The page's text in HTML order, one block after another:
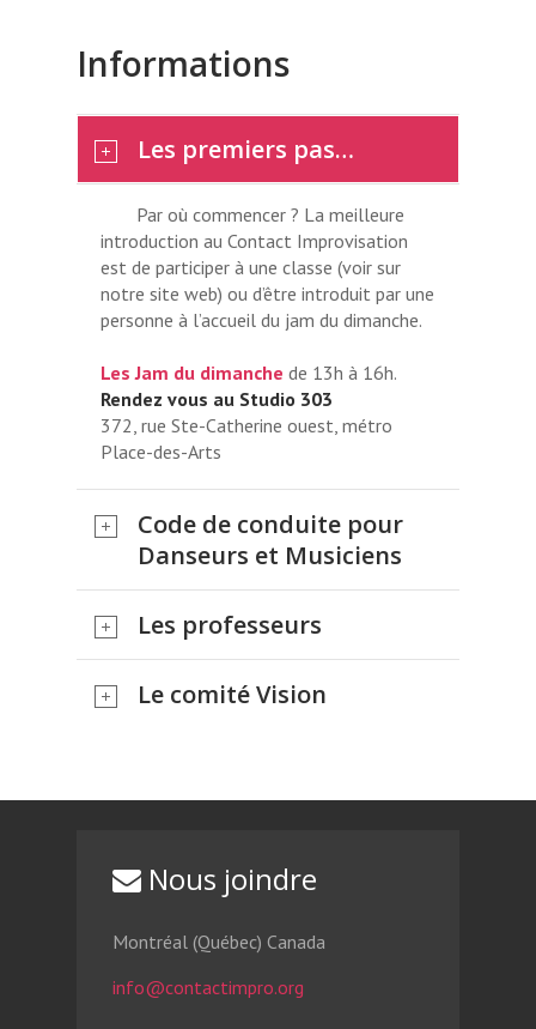
Informations
Les premiers pas…
Par où commencer ? La meilleure
introduction au Contact Improvisation
est de participer à une classe (voir sur
notre site web) ou d’être introduit par une
personne à l’accueil du jam du dimanche.
Les Jam du dimanche de 13h à 16h.
Rendez vous au Studio 303
372, rue Ste-Catherine ouest, métro
Place-des-Arts
Code de conduite pour
Danseurs et Musiciens
Les professeurs
Le comité Vision
Nous joindre
Montréal (Québec) Canada
info@contactimpro.org